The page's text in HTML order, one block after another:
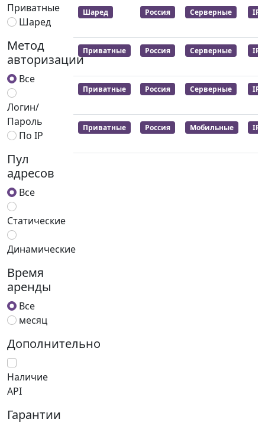
Приватные
Шаред
Метод
авторизации
Все
Логин/
Пароль
По IP
Пул
адресов
Все
Статические
Динамические
Время
аренды
Все
месяц
Дополнительно
Наличие
API
Гарантии
Шаред Россия Серверные
Приватные Россия Серверные
Приватные Россия Серверные
Приватные Россия Мобильные